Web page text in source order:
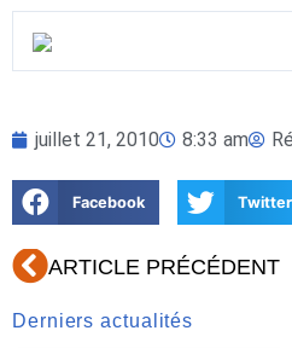
juillet 21, 2010 8:33 am
Facebook Twitter
Précédent
ARTICLE PRÉCÉDENT
Derniers actualités